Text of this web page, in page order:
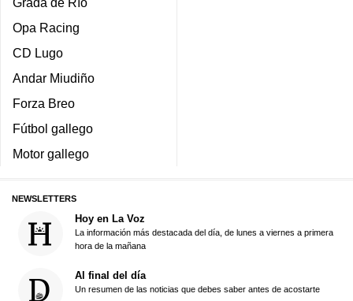
Opa Racing
CD Lugo
Andar Miudiño
Forza Breo
Fútbol gallego
Motor gallego
NEWSLETTERS
Hoy en La Voz
La información más destacada del día, de lunes a viernes a primera
hora de la mañana
Al final del día
Un resumen de las noticias que debes saber antes de acostarte